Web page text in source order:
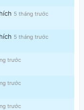
5 tháng trước
5 tháng trước
trước
trước
trước